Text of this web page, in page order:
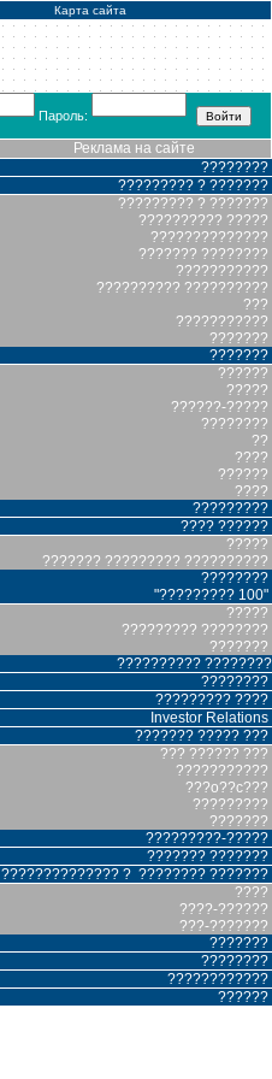
Карта сайта
Пароль:
Реклама на сайте
????????
????????? ? ???????
????????? ? ???????
?????????? ?????
??????????????
??????? ????????
???????????
?????????? ??????????
???
???????????
???????
???????
??????
?????
??????-?????
????????
??
????
??????
????
?????????
???? ??????
?????
??????? ????????? ??????????
????????
"????????? 100"
?????
????????? ????????
???????
?????????? ????????
????????
????????? ????
Investor Relations
??????? ????? ???
??? ?????? ???
???????????
???o??c???
?????????
???????
?????????-?????
??????? ???????
?????????????? ? ???????? ???????
????
????-??????
???-???????
???????
????????
????????????
??????